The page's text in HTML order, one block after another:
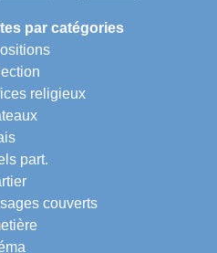
par catégories
religieux
part.
couverts